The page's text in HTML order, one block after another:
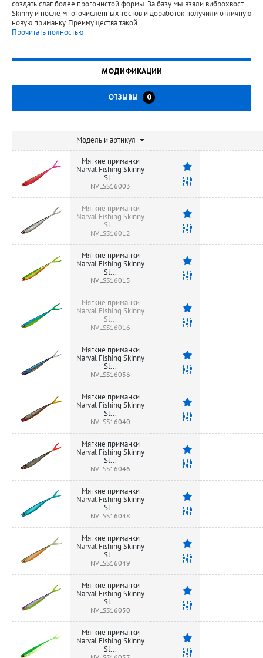
создать слаг более прогонистой формы. За базу мы взяли виброхвост
Skinny и после многочисленных тестов и доработок получили отличную
новую приманку. Преимущества такой...
Прочитать полностью
МОДИФИКАЦИИ
ОТЗЫВЫ 0
Модель и артикул
Мягкие приманки
Narval Fishing Skinny
Sl...
NVLSS16003
Мягкие приманки
Narval Fishing Skinny
Sl...
NVLSS16012
Мягкие приманки
Narval Fishing Skinny
Sl...
NVLSS16015
Мягкие приманки
Narval Fishing Skinny
Sl...
NVLSS16016
Мягкие приманки
Narval Fishing Skinny
Sl...
NVLSS16036
Мягкие приманки
Narval Fishing Skinny
Sl...
NVLSS16040
Мягкие приманки
Narval Fishing Skinny
Sl...
NVLSS16046
Мягкие приманки
Narval Fishing Skinny
Sl...
NVLSS16048
Мягкие приманки
Narval Fishing Skinny
Sl...
NVLSS16049
Мягкие приманки
Narval Fishing Skinny
Sl...
NVLSS16050
Мягкие приманки
Narval Fishing Skinny
Sl...